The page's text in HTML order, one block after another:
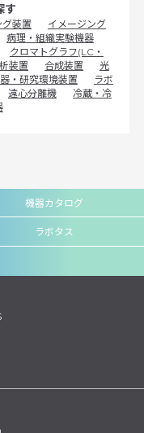
す
装置
イメージング
病理・組織実験機器
クロマトグラフ(LC・
装置 合成装置
光
・研究環境装置
ラボ
遠心分離機
冷蔵・冷
機器カタログ
ラボタス